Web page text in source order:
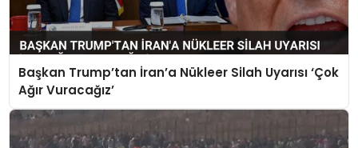
Başkan Trump’tan İran’a Nükleer Silah Uyarısı ‘Çok
Ağır Vuracağız’